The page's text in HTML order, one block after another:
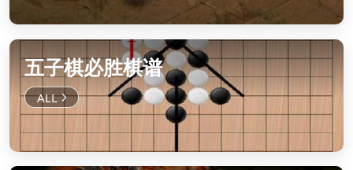
五子棋必胜棋谱